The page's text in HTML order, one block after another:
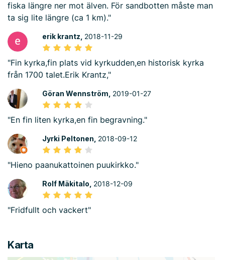
fiska längre ner mot älven. För sandbotten måste man
ta sig lite längre (ca 1 km)."
erik krantz, 2018-11-29
"Fin kyrka,fin plats vid kyrkudden,en historisk kyrka
från 1700 talet.Erik Krantz,"
Göran Wennström, 2019-01-27
"En fin liten kyrka,en fin begravning."
Jyrki Peltonen, 2018-09-12
"Hieno paanukattoinen puukirkko."
Rolf Mäkitalo, 2018-12-09
"Fridfullt och vackert"
Karta